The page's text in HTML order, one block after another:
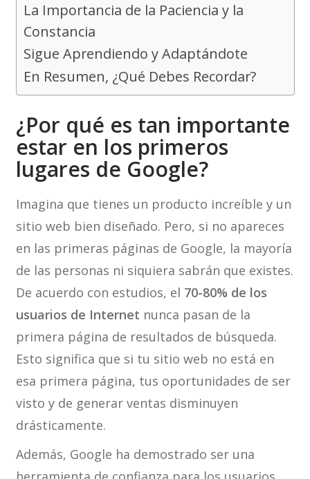
La Importancia de la Paciencia y la
Constancia
Sigue Aprendiendo y Adaptándote
En Resumen, ¿Qué Debes Recordar?
¿Por qué es tan importante
estar en los primeros
lugares de Google?
Imagina que tienes un producto increíble y un
sitio web bien diseñado. Pero, si no apareces
en las primeras páginas de Google, la mayoría
de las personas ni siquiera sabrán que existes.
De acuerdo con estudios, el 70-80% de los
usuarios de Internet nunca pasan de la
primera página de resultados de búsqueda.
Esto significa que si tu sitio web no está en
esa primera página, tus oportunidades de ser
visto y de generar ventas disminuyen
drásticamente.
Además, Google ha demostrado ser una